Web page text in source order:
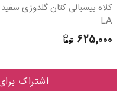
کلاه بیسبالی کتان گلدوزی سفید
LA
625,000
اشتراک